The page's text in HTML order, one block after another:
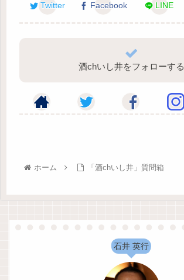
Twitter Facebook LINE
酒chいし井をフォローする
ホーム 「酒chいし井」質問箱
石井 英行